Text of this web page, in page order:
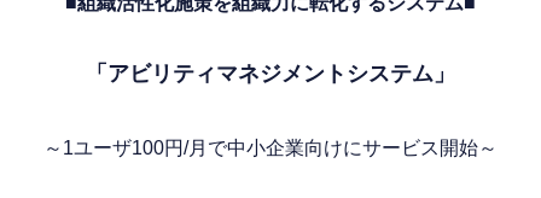
「アビリティマネジメントシステム」
～1ユーザ100円/月で中小企業向けにサービス開始～